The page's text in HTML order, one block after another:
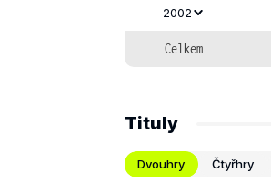
2002
Celkem
Tituly
Dvouhry Čtyřhry